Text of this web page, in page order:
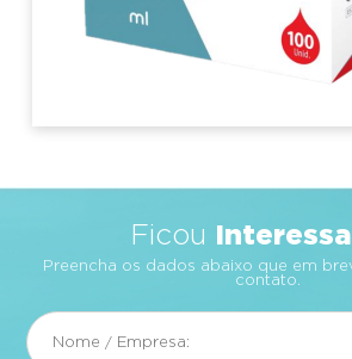
Ficou
Preencha os dados abaixo que em
contato.